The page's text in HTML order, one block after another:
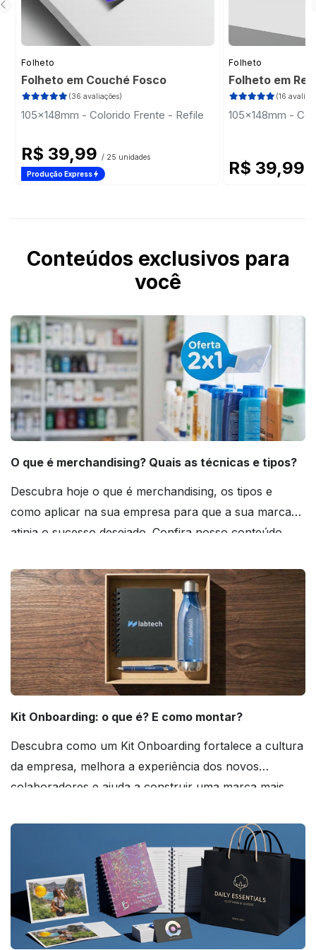
Folheto
Folheto em Couché Fosco
(36 avaliações)
105x148mm - Colorido Frente - Refile
R$ 39,99 / 25 unidades
Produção Express
Folheto
Folheto em
(16
105x148mm -
R$ 39,99
Conteúdos exclusivos para
você
O que é merchandising? Quais as técnicas e tipos?
Descubra hoje o que é merchandising, os tipos e
como aplicar na sua empresa para que a sua marca
atinja o sucesso desejado. Confira nosso conteúdo
Kit Onboarding: o que é? E como montar?
Descubra como um Kit Onboarding fortalece a cultura
da empresa, melhora a experiência dos novos
colaboradores e ajuda a construir uma marca mais